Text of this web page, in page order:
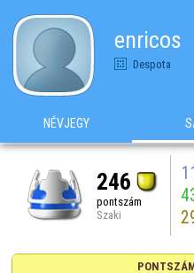
enricos
Despota
NÉVJEGY
246
pontszám
Szaki